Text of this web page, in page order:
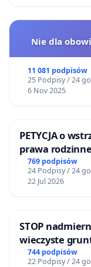
Nie dla
11 081 podpisów
25 Podpisy / 24
6 Nov 2025
PETYCJA o
769 podpisów
24 Podpisy / 24
22 Jul 2026
STOP
wieczyste
ogrody
744 podpisów
22 Podpisy / 24